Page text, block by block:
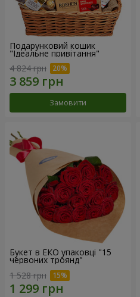
Подарунковий кошик
"Ідеальне привітання"
4 824 грн
Замовити
Букет в ЕКО упаковці "15
червоних троянд"
1 528 грн